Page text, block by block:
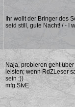
---
Ihr wollt der Bringer des
seid still, gute Nacht! / - I
Naja, probieren geht
leisten; wenn RdZLeser
sein :))
mfg StvE